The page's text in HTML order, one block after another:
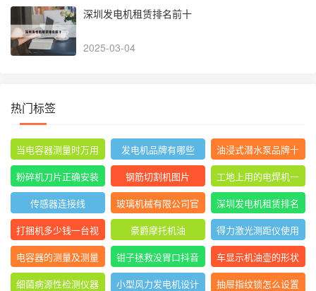
深圳发电机租赁排名前十
2025-03-04
热门标签
当电容器测量时万用
表指针摆动后停止不
动
发电机品牌有哪些
油浸式潜水泵品牌十
大排名
粉碎机刀片正确安装
方法图
钢筋切割机图片
工地上用的电焊机一
般是直流还是交流
传感器连接线
玻璃机械有限公司官
网
深圳发电机租赁排名
前十
打捆机多少钱一台视
频
豪爵摩托机油
得力激光测距仪使用
方法
电容器的测量及测量
结果怎么写
钳子拯救没胃口抖音
车显示机油壶的形状
是什么意思
细菌病源性检测仪器
小型风力发电机设计
抽屉指纹锁怎么设置